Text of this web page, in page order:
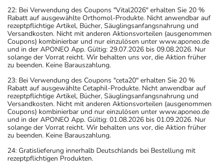
22: Bei Verwendung des Coupons "Vital2026" erhalten Sie 20 %
Rabatt auf ausgewählte Orthomol-Produkte. Nicht anwendbar auf
rezeptpflichtige Artikel, Bücher, Säuglingsanfangsnahrung und
Versandkosten. Nicht mit anderen Aktionsvorteilen (ausgenommen
Coupons) kombinierbar und nur einzulösen unter www.aponeo.de
und in der APONEO App. Gültig: 29.07.2026 bis 09.08.2026. Nur
solange der Vorrat reicht. Wir behalten uns vor, die Aktion früher
zu beenden. Keine Barauszahlung.
23: Bei Verwendung des Coupons "ceta20" erhalten Sie 20 %
Rabatt auf ausgewählte Cetaphil-Produkte. Nicht anwendbar auf
rezeptpflichtige Artikel, Bücher, Säuglingsanfangsnahrung und
Versandkosten. Nicht mit anderen Aktionsvorteilen (ausgenommen
Coupons) kombinierbar und nur einzulösen unter www.aponeo.de
und in der APONEO App. Gültig: 01.08.2026 bis 01.09.2026. Nur
solange der Vorrat reicht. Wir behalten uns vor, die Aktion früher
zu beenden. Keine Barauszahlung.
24: Gratislieferung innerhalb Deutschlands bei Bestellung mit
rezeptpflichtigen Produkten.